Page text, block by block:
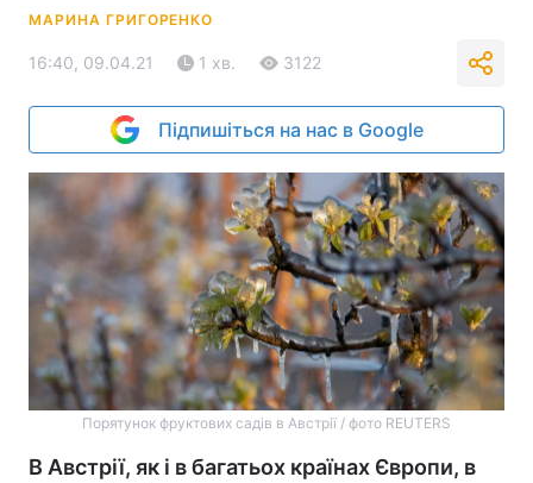
МАРИНА ГРИГОРЕНКО
16:40, 09.04.21 1 хв. 3122
Підпишіться на нас в Google
Порятунок фруктових садів в Австрії / фото REUTERS
В Австрії, як і в багатьох країнах Європи, в